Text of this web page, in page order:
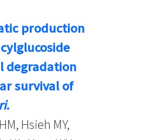
production
degradation
survival of
.
Hsieh MY,